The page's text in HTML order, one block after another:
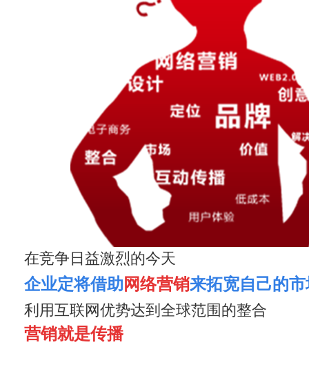
在竞争日益激烈的今天
企业定将借助 网络营销来拓宽自己的市
利用互联网优势达到全球范围的整合
营销就是传播